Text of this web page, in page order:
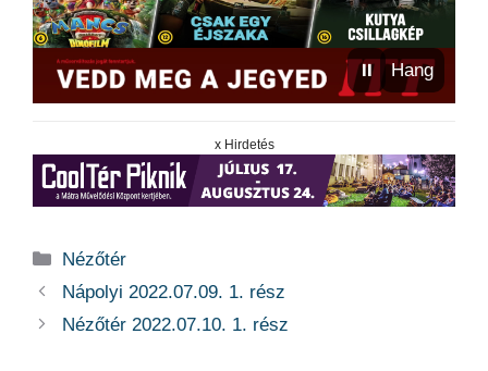
⏸ Hang
x Hirdetés
Kategória
Nézőtér
Nápolyi 2022.07.09. 1. rész
Nézőtér 2022.07.10. 1. rész